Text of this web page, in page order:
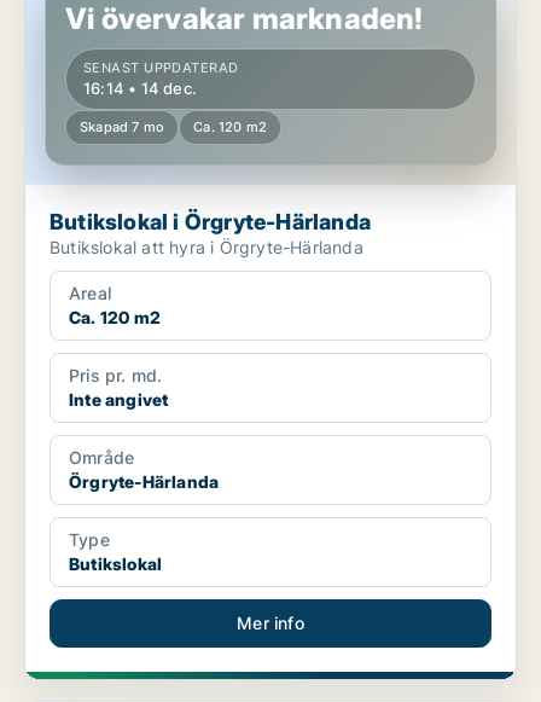
Vi övervakar marknaden!
SENAST UPPDATERAD
16:14 • 14 dec.
Skapad 7 mo Ca. 120 m2
Butikslokal i Örgryte-Härlanda
Butikslokal att hyra i Örgryte-Härlanda
Areal
Ca. 120 m2
Pris pr. md.
Inte angivet
Område
Örgryte-Härlanda
Type
Butikslokal
Mer info